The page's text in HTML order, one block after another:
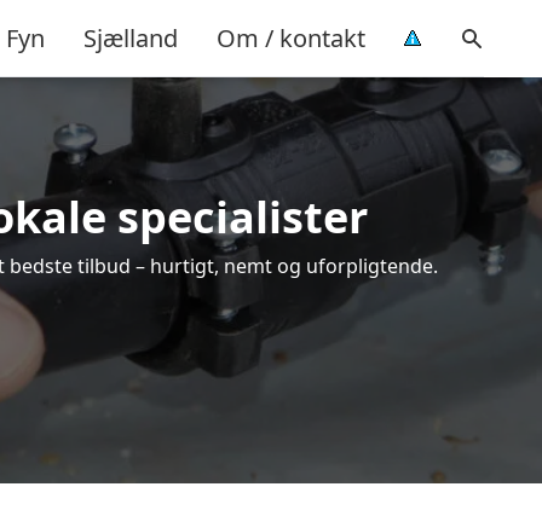
Fyn Sjælland Om / kontakt
specialister
tilbud – hurtigt, nemt og uforpligtende.